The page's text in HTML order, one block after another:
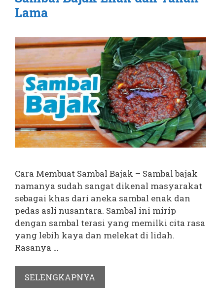
Lama
Cara Membuat Sambal Bajak – Sambal bajak
namanya sudah sangat dikenal masyarakat
sebagai khas dari aneka sambal enak dan
pedas asli nusantara. Sambal ini mirip
dengan sambal terasi yang memilki cita rasa
yang lebih kaya dan melekat di lidah.
Rasanya …
SELENGKAPNYA